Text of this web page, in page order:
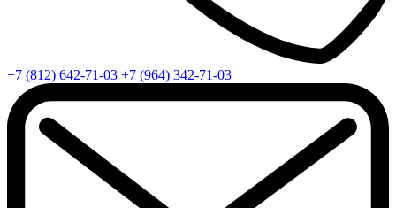
+7 (812) 642-71-03 +7 (964) 342-71-03